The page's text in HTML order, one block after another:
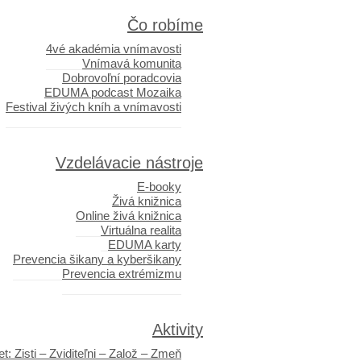
Čo robíme
4vé akadémia vnímavosti
Vnímavá komunita
Dobrovoľní poradcovia
EDUMA podcast Mozaika
Festival živých kníh a vnímavosti
Vzdelávacie nástroje
E-booky
Živá knižnica
Online živá knižnica
Virtuálna realita
EDUMA karty
Prevencia šikany a kyberšikany
Prevencia extrémizmu
Aktivity
Zisti – Zviditeľni – Založ – Zmeň